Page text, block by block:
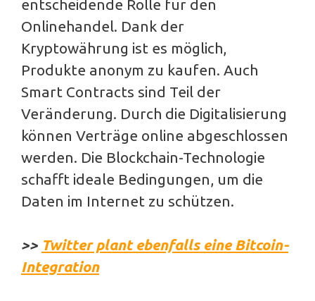
entscheidende Rolle für den
Onlinehandel. Dank der
Kryptowährung ist es möglich,
Produkte anonym zu kaufen. Auch
Smart Contracts sind Teil der
Veränderung. Durch die Digitalisierung
können Verträge online abgeschlossen
werden. Die Blockchain-Technologie
schafft ideale Bedingungen, um die
Daten im Internet zu schützen.
>> Twitter plant ebenfalls eine Bitcoin-
Integration